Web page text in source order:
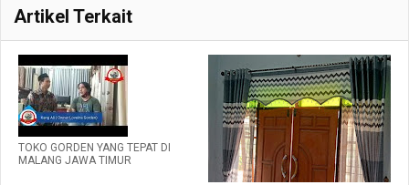
Artikel Terkait
TOKO GORDEN YANG TEPAT DI
MALANG JAWA TIMUR